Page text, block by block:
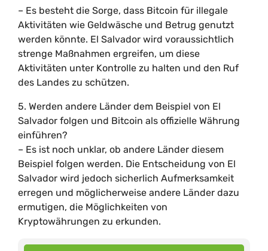
– Es besteht die Sorge, dass Bitcoin für illegale
Aktivitäten wie Geldwäsche und Betrug genutzt
werden könnte. El Salvador wird voraussichtlich
strenge Maßnahmen ergreifen, um diese
Aktivitäten unter Kontrolle zu halten und den Ruf
des Landes zu schützen.
5. Werden andere Länder dem Beispiel von El
Salvador folgen und Bitcoin als offizielle Währung
einführen?
– Es ist noch unklar, ob andere Länder diesem
Beispiel folgen werden. Die Entscheidung von El
Salvador wird jedoch sicherlich Aufmerksamkeit
erregen und möglicherweise andere Länder dazu
ermutigen, die Möglichkeiten von
Kryptowährungen zu erkunden.